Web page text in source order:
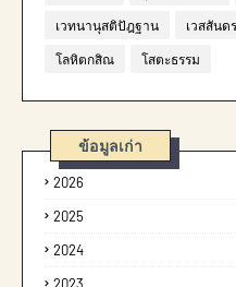
เวทนานุสติปัฎฐาน เวสสันดร
โลหิตกสิณ โสตะธรรม
ข้อมูลเก่า
2026
2025
2024